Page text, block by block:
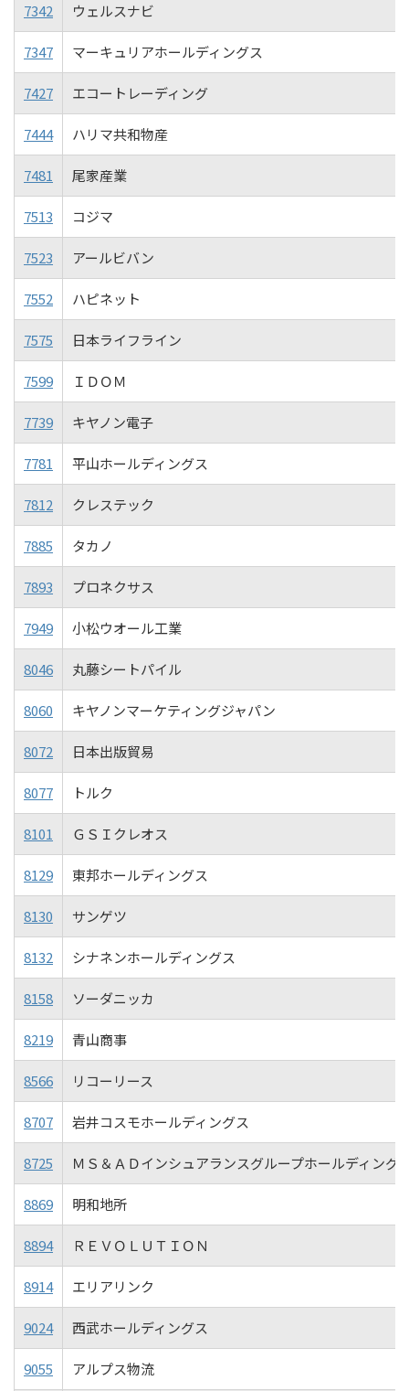
7342 ウェルスナビ
7347 マーキュリアホールディングス
7427 エコートレーディング
7444 ハリマ共和物産
7481 尾家産業
7513 コジマ
7523 アールビバン
7552 ハピネット
7575 日本ライフライン
7599 ＩＤＯＭ
7739 キヤノン電子
7781 平山ホールディングス
7812 クレステック
7885 タカノ
7893 プロネクサス
7949 小松ウオール工業
8046 丸藤シートパイル
8060 キヤノンマーケティングジャパン
8072 日本出版貿易
8077 トルク
8101 ＧＳＩクレオス
8129 東邦ホールディングス
8130 サンゲツ
8132 シナネンホールディングス
8158 ソーダニッカ
8219 青山商事
8566 リコーリース
8707 岩井コスモホールディングス
8725 ＭＳ＆ＡＤインシュアランスグループホールディング
8869 明和地所
8894 ＲＥＶＯＬＵＴＩＯＮ
8914 エリアリンク
9024 西武ホールディングス
9055 アルプス物流